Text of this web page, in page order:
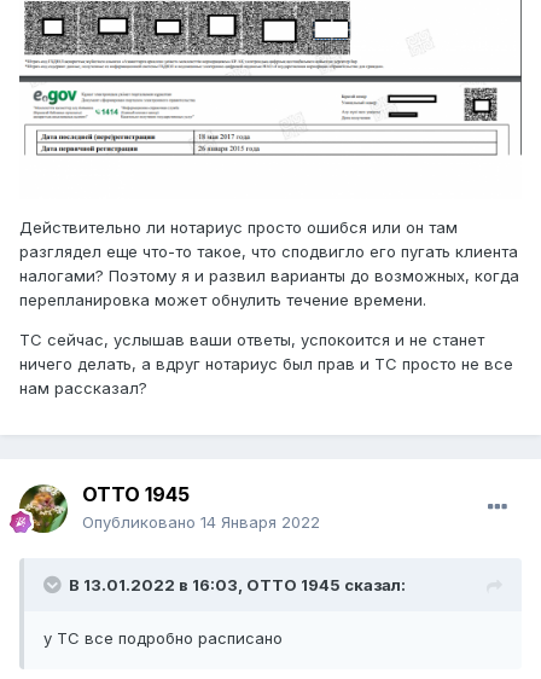
Действительно ли нотариус просто ошибся или он там
разглядел еще что-то такое, что сподвигло его пугать клиента
налогами? Поэтому я и развил варианты до возможных, когда
перепланировка может обнулить течение времени.
ТС сейчас, услышав ваши ответы, успокоится и не станет
ничего делать, а вдруг нотариус был прав и ТС просто не все
нам рассказал?
ОТТО 1945
Опубликовано 14 Января 2022
В 13.01.2022 в 16:03, ОТТО 1945 сказал:
у ТС все подробно расписано